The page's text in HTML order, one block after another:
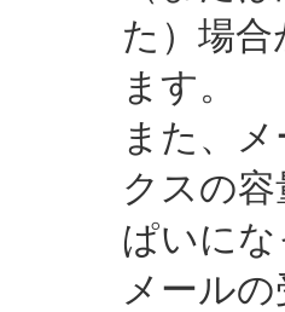
た）場
ます。
また、
クスの
ぱいに
メール